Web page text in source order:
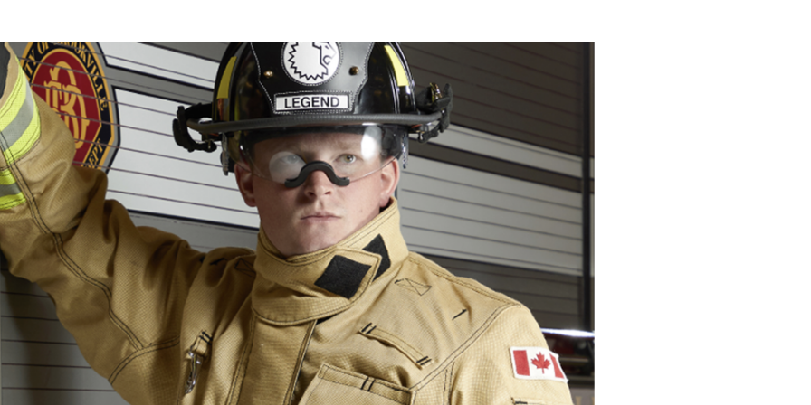
Démonstration d’équipements
NFPA
Planifier un rendez-vous